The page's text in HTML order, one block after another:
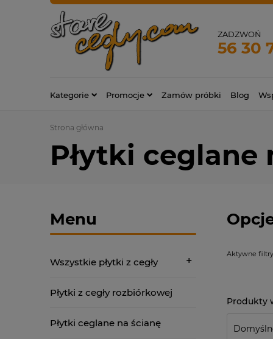
ZADZWOŃ
56 30
Kategorie Promocje Zamów próbki Blog
Strona główna
Płytki ceglane
Menu
Wszystkie płytki z cegły
Płytki z cegły rozbiórkowej
Płytki ceglane na ścianę
Aktywne